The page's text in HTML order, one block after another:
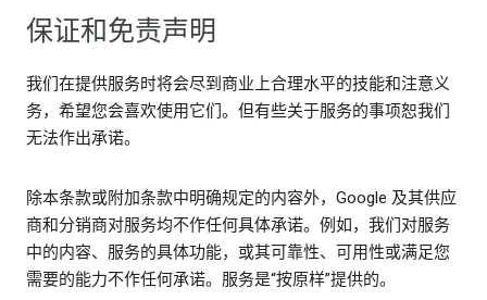
保证和免责声明
我们在提供服务时将会尽到商业上合理水平的技能和注意义
务，希望您会喜欢使用它们。但有些关于服务的事项恕我们
无法作出承诺。
除本条款或附加条款中明确规定的内容外，Google 及其供应
商和分销商对服务均不作任何具体承诺。例如，我们对服务
中的内容、服务的具体功能，或其可靠性、可用性或满足您
需要的能力不作任何承诺。服务是“按原样”提供的。